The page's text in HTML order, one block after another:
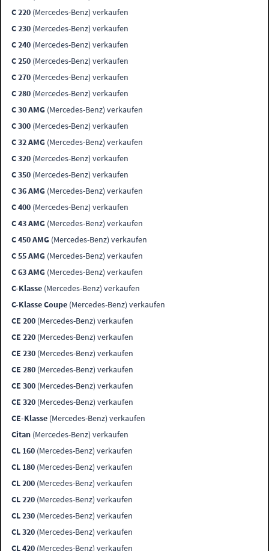
C 220 (Mercedes-Benz) verkaufen
C 230 (Mercedes-Benz) verkaufen
C 240 (Mercedes-Benz) verkaufen
C 250 (Mercedes-Benz) verkaufen
C 270 (Mercedes-Benz) verkaufen
C 280 (Mercedes-Benz) verkaufen
C 30 AMG (Mercedes-Benz) verkaufen
C 300 (Mercedes-Benz) verkaufen
C 32 AMG (Mercedes-Benz) verkaufen
C 320 (Mercedes-Benz) verkaufen
C 350 (Mercedes-Benz) verkaufen
C 36 AMG (Mercedes-Benz) verkaufen
C 400 (Mercedes-Benz) verkaufen
C 43 AMG (Mercedes-Benz) verkaufen
C 450 AMG (Mercedes-Benz) verkaufen
C 55 AMG (Mercedes-Benz) verkaufen
C 63 AMG (Mercedes-Benz) verkaufen
C-Klasse (Mercedes-Benz) verkaufen
C-Klasse Coupe (Mercedes-Benz) verkaufen
CE 200 (Mercedes-Benz) verkaufen
CE 220 (Mercedes-Benz) verkaufen
CE 230 (Mercedes-Benz) verkaufen
CE 280 (Mercedes-Benz) verkaufen
CE 300 (Mercedes-Benz) verkaufen
CE 320 (Mercedes-Benz) verkaufen
CE-Klasse (Mercedes-Benz) verkaufen
Citan (Mercedes-Benz) verkaufen
CL 160 (Mercedes-Benz) verkaufen
CL 180 (Mercedes-Benz) verkaufen
CL 200 (Mercedes-Benz) verkaufen
CL 220 (Mercedes-Benz) verkaufen
CL 230 (Mercedes-Benz) verkaufen
CL 320 (Mercedes-Benz) verkaufen
CL 420 (Mercedes-Benz) verkaufen